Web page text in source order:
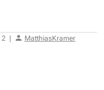
2 | MatthiasKramer